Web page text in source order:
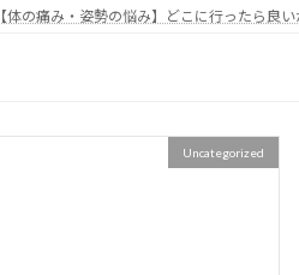
【体の痛み・姿勢の悩み】どこに行ったら良
Uncategorized